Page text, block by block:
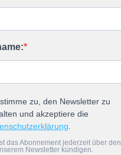
zu, den Newsletter zu
und akzeptiere die
.
das Abonnement jederzeit über den
Newsletter kündigen.